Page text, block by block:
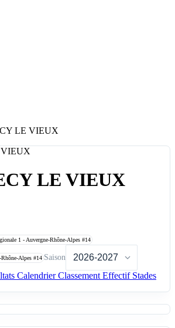
LE VIEUX
LE VIEUX
1 - Auvergne-Rhône-Alpes #14
Rhône-Alpes #14 Saison
CalendrierClassement Effectif Stades